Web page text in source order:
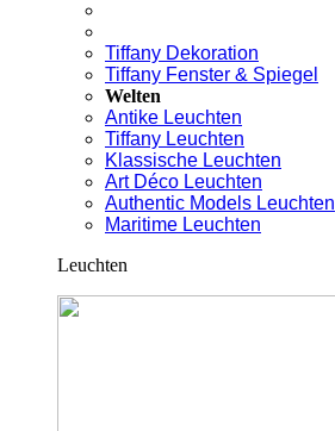
Tiffany Dekoration
Tiffany Fenster & Spiegel
Welten
Antike Leuchten
Tiffany Leuchten
Klassische Leuchten
Art Déco Leuchten
Authentic Models Leuchten
Maritime Leuchten
Leuchten